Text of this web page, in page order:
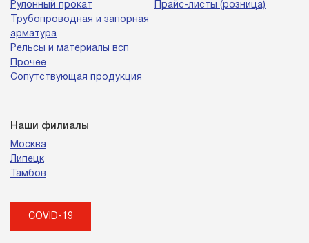
Рулонный прокат
Трубопроводная и запорная
арматура
Рельсы и материалы всп
Прочее
Сопутствующая продукция
Прайс-листы (розница)
Наши филиалы
Москва
Липецк
Тамбов
COVID-19